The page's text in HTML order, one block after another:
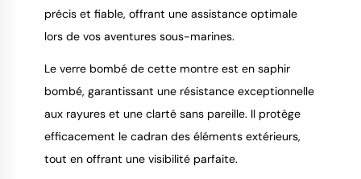
précis et fiable, offrant une assistance optimale
lors de vos aventures sous-marines.
Le verre bombé de cette montre est en saphir
bombé, garantissant une résistance exceptionnelle
aux rayures et une clarté sans pareille. Il protège
efficacement le cadran des éléments extérieurs,
tout en offrant une visibilité parfaite.